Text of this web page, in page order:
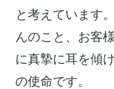
と考えています
んのこと、お客
に真摯に耳を傾
の使命です。